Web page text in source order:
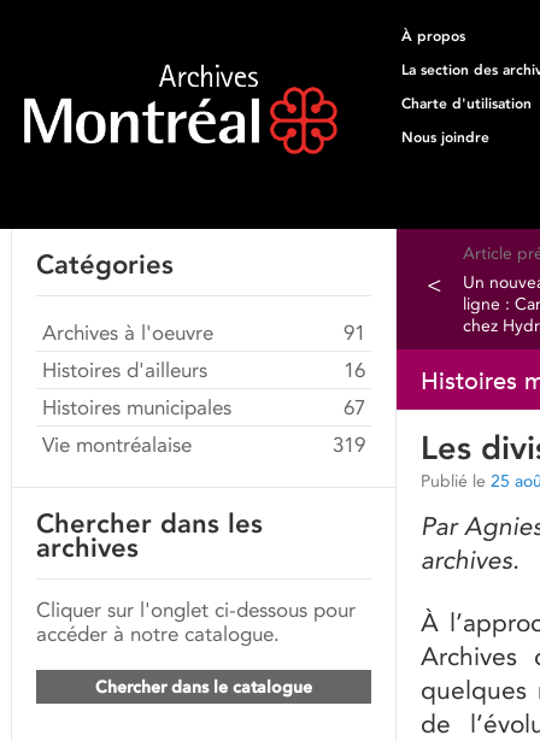
À propos
La section des
Charte d'utilisation
Nous joindre
Article
<
Un
ligne :
chez
Histoires
Les
Publié le 25
Par
archives.
À
Archives
quelques
de
Catégories
Archives à l'oeuvre
91
Histoires d'ailleurs
16
Histoires municipales
67
Vie montréalaise
319
Chercher dans les
archives
Cliquer sur l'onglet ci-dessous pour
accéder à notre catalogue.
Chercher dans le catalogue